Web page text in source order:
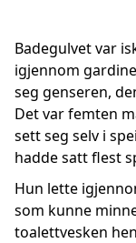
Badegulvet var
igjennom
seg genseren,
Det var femten
sett seg selv i
hadde satt flest
Hun lette
som kunne
toalettvesken